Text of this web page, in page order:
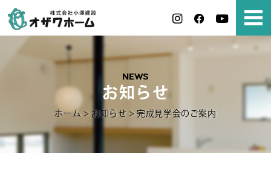
NEWS
お知らせ
ホーム > お知らせ >完成見学会のご案内